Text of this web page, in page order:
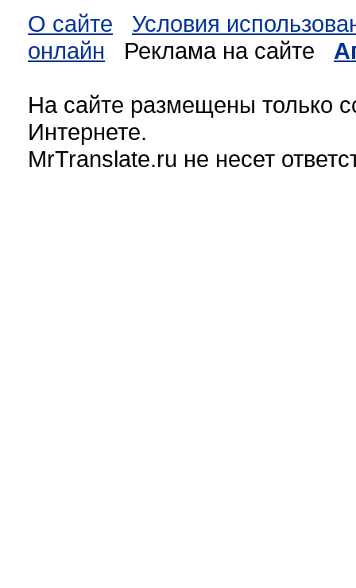
О сайте
Условия
онлайн Реклама на сайте
На сайте размещены только
Интернете.
MrTranslate.ru не несет